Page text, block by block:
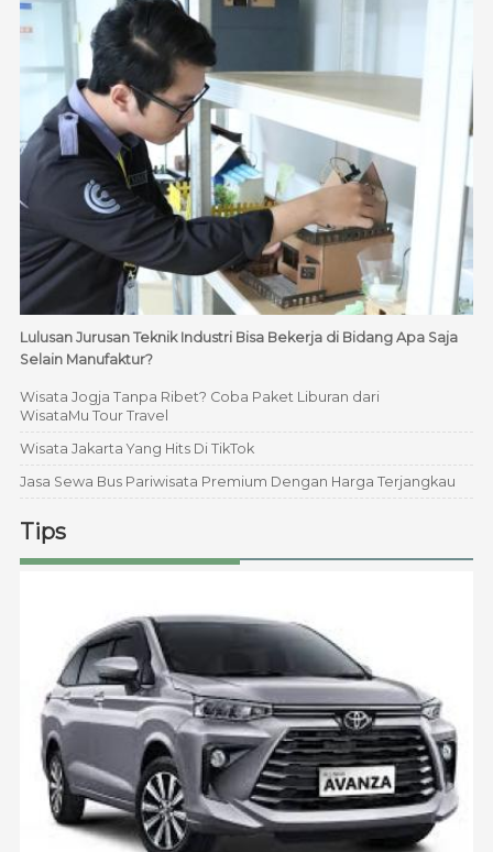
Lulusan Jurusan Teknik Industri Bisa Bekerja di Bidang Apa Saja
Selain Manufaktur?
Wisata Jogja Tanpa Ribet? Coba Paket Liburan dari
WisataMu Tour Travel
Wisata Jakarta Yang Hits Di TikTok
Jasa Sewa Bus Pariwisata Premium Dengan Harga Terjangkau
Tips